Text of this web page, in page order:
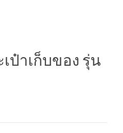
ะเป๋าเก็บของ รุ่น